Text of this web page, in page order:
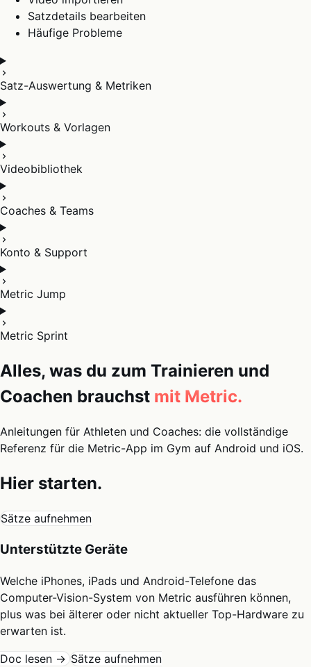
Satzdetails bearbeiten
Häufige Probleme
Satz-Auswertung & Metriken
Workouts & Vorlagen
Videobibliothek
Coaches & Teams
Konto & Support
Metric Jump
Metric Sprint
Alles, was du zum Trainieren und
Coachen brauchst mit Metric.
Anleitungen für Athleten und Coaches: die vollständige
Referenz für die Metric-App im Gym auf Android und iOS.
Hier starten.
Sätze aufnehmen
Unterstützte Geräte
Welche iPhones, iPads und Android-Telefone das
Computer-Vision-System von Metric ausführen können,
plus was bei älterer oder nicht aktueller Top-Hardware zu
erwarten ist.
Doc lesen → Sätze aufnehmen